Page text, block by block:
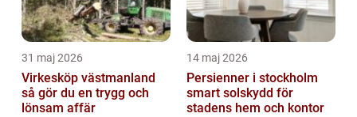
31 maj 2026
Virkesköp västmanland
så gör du en trygg och
lönsam affär
14 maj 2026
Persienner i stockholm
smart solskydd för
stadens hem och kontor